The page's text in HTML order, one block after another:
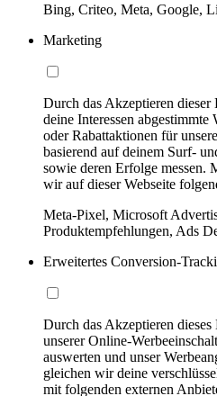
Bing, Criteo, Meta, Google,
Marketing
Durch das Akzeptieren
deine Interessen abgestimmte
oder Rabattaktionen für
basierend auf deinem Surf-
sowie deren Erfolge messen.
wir auf dieser Webseite
Meta-Pixel, Microsoft
Produktempfehlungen, Ads
Erweitertes Conversion-
Durch das Akzeptieren
unserer Online-
auswerten und unser
gleichen wir deine
mit folgenden externen